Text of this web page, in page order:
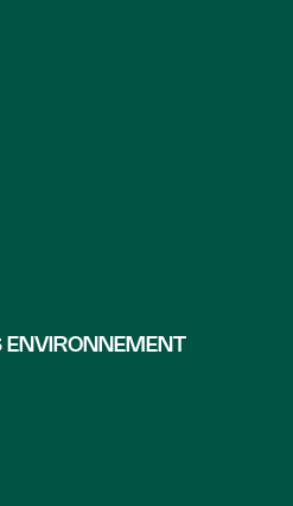
ENVIRONNEMENT